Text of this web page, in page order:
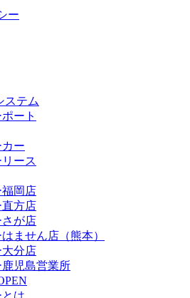
ー
ステム
ート
ー
ース
岡店
方店
が店
ません店（熊本）
分店
児島営業所
は